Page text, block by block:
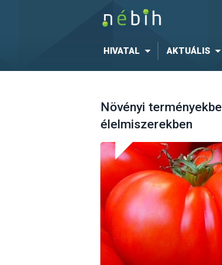
HIVATAL AKTUÁLIS
Növényi
élelmiszerekben